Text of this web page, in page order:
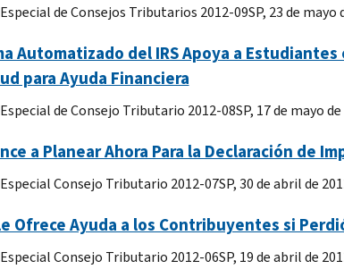
de Consejos Tributarios 2012-09SP, 23 de mayo
Automatizado del IRS Apoya a
para Ayuda Financiera
de Consejo Tributario 2012-08SP, 17 de mayo de
a Planear Ahora Para la Declaración de
Consejo Tributario 2012-07SP, 30 de abril de
Ofrece Ayuda a los Contribuyentes si
Consejo Tributario 2012-06SP, 19 de abril de